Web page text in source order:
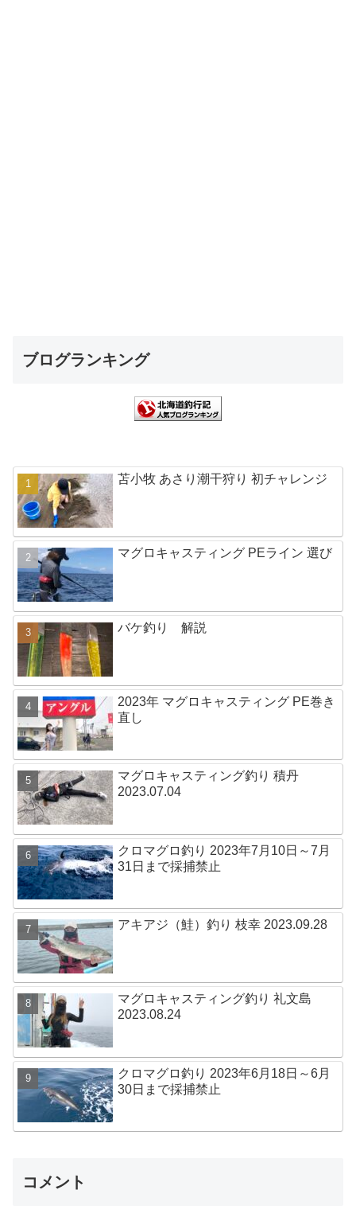
ブログランキング
苫小牧 あさり潮干狩り 初チャレンジ
マグロキャスティング PEライン 選び
バケ釣り 解説
2023年 マグロキャスティング PE巻き
直し
マグロキャスティング釣り 積丹
2023.07.04
クロマグロ釣り 2023年7月10日～7月
31日まで採捕禁止
アキアジ（鮭）釣り 枝幸 2023.09.28
マグロキャスティング釣り 礼文島
2023.08.24
クロマグロ釣り 2023年6月18日～6月
30日まで採捕禁止
コメント